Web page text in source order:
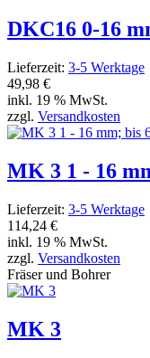
DKC16 0-16
Lieferzeit: 3-5 Werktage
49,98 €
inkl. 19 % MwSt.
zzgl. Versandkosten
MK 3 1 - 16
Lieferzeit: 3-5 Werktage
114,24 €
inkl. 19 % MwSt.
zzgl. Versandkosten
Fräser und Bohrer
MK 3